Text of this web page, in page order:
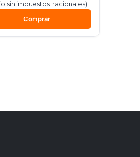
sin impuestos nacionales)
Comprar